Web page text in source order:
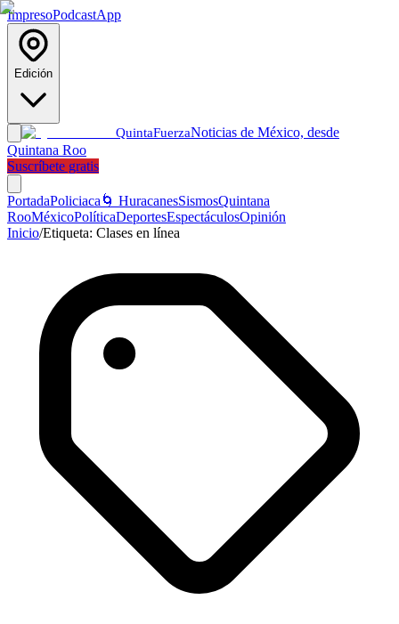
ImpresoPodcastApp
Edición
QuintaFuerzaNoticias de México, desde
Quintana Roo
Suscríbete gratis
PortadaPoliciaca 🌀 HuracanesSismosQuintana
RooMéxicoPolíticaDeportesEspectáculosOpinión
Inicio/Etiqueta: Clases en línea